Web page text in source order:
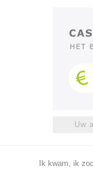
Uw
Ik kwam, ik